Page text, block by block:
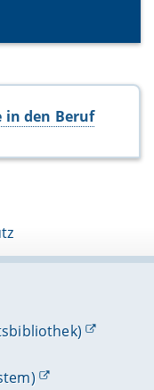
in den Beruf